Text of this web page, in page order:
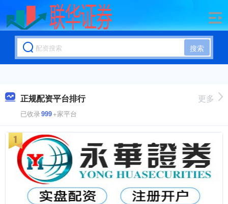
搜索
正规配资平台排行
已收录999+家平台
更多